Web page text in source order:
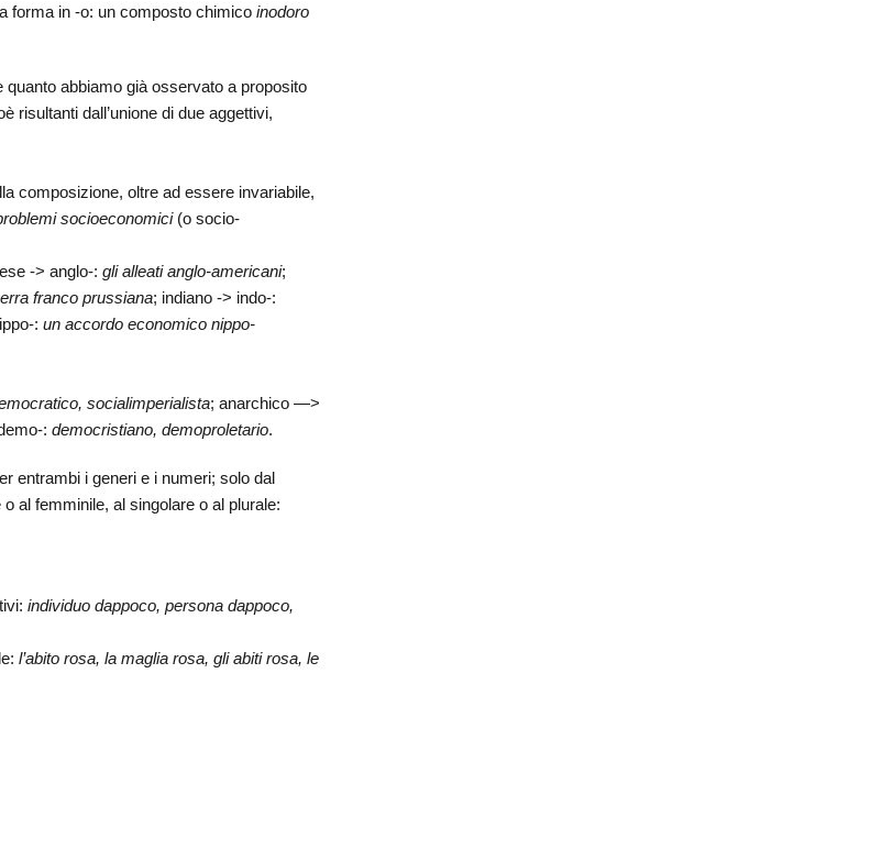
forma in -o: un composto chimico inodoro
abbiamo già osservato a proposito
risultanti dall’unione di due aggettivi,
composizione, oltre ad essere invariabile,
socioeconomici(o socio-
-> anglo-: gli alleati anglo-americani;
franco prussiana; indiano -> indo-:
: un accordo economico nippo-
socialimperialista; anarchico —>
: democristiano, demoproletario.
entrambi i generi e i numeri; solo dal
al femminile, al singolare o al plurale:
individuo dappoco, persona dappoco,
l’abito rosa, la maglia rosa, gli abiti rosa, le